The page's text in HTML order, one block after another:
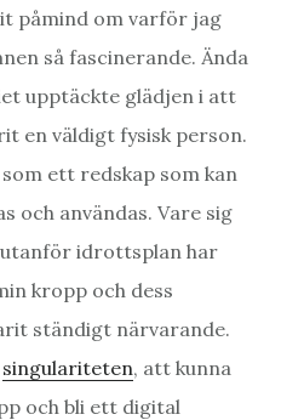
påmind om varför jag
så fascinerande. Ända
upptäckte glädjen i att
en väldigt fysisk person.
ett redskap som kan
och användas. Vare sig
idrottsplan har
kropp och dess
ständigt närvarande.
singulariteten, att kunna
och bli ett digital